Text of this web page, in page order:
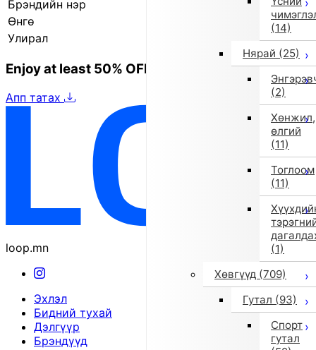
(14)
Нярай (25)
(2)
Хөнжил,
өлгий
(11)
Тоглоом
(11)
(1)
Хөвгүүд (709)
Гутал (93)
Спорт
гутал
Брэндийн нэр
Өнгө
Улирал
2025 оны намар/өвөл
Enjoy at least 50% OFF Tokyo fashion
Апп татах
loop.mn
Эхлэл
Бидний тухай
Дэлгүүр
Брэндүүд